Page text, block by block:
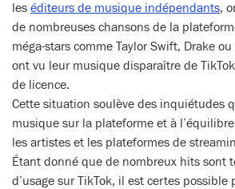
les éditeurs de musique indépendants,
de nombreuses chansons de la
méga-stars comme Taylor Swift, Drake
ont vu leur musique disparaître de
de licence.
Cette situation soulève des inquiétudes
musique sur la plateforme et à
les artistes et les plateformes de
Étant donné que de nombreux hits sont
d’usage sur TikTok, il est certes possible